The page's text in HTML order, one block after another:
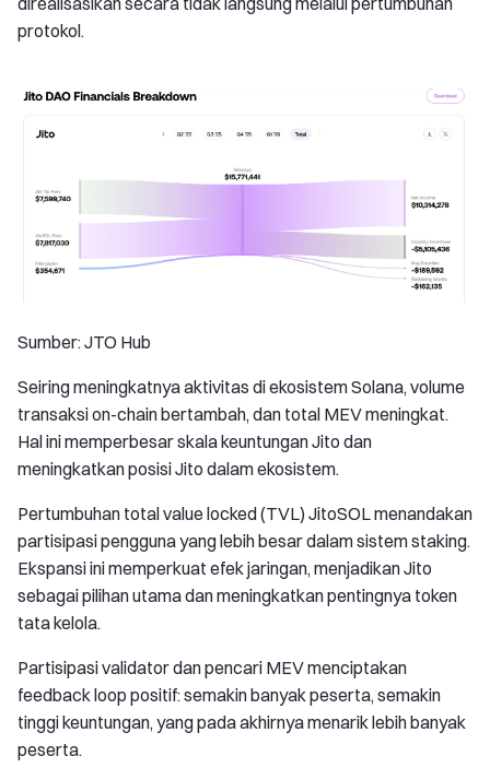
protokol.
Sumber: JTO Hub
Seiring meningkatnya aktivitas di ekosistem Solana, volume
transaksi on-chain bertambah, dan total MEV meningkat.
Hal ini memperbesar skala keuntungan Jito dan
meningkatkan posisi Jito dalam ekosistem.
Pertumbuhan total value locked (TVL) JitoSOL menandakan
partisipasi pengguna yang lebih besar dalam sistem staking.
Ekspansi ini memperkuat efek jaringan, menjadikan Jito
sebagai pilihan utama dan meningkatkan pentingnya token
tata kelola.
Partisipasi validator dan pencari MEV menciptakan
feedback loop positif: semakin banyak peserta, semakin
tinggi keuntungan, yang pada akhirnya menarik lebih banyak
peserta.